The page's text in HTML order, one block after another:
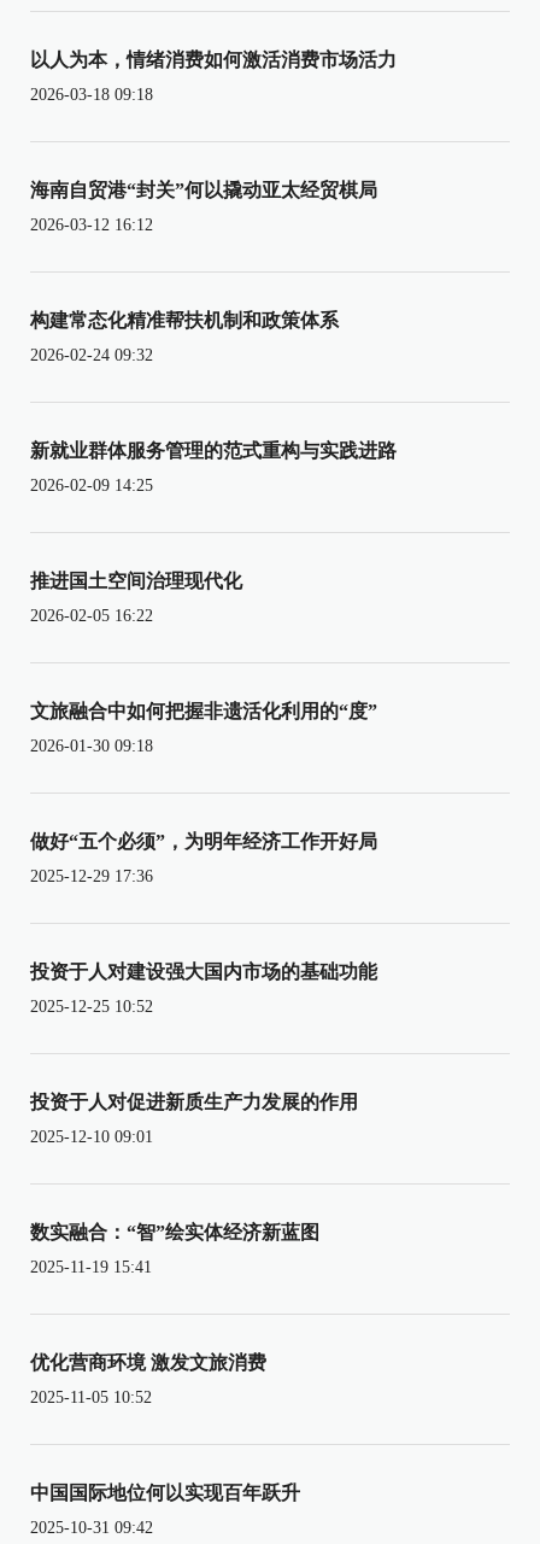
以人为本，情绪消费如何激活消费市场活力
2026-03-18 09:18
海南自贸港“封关”何以撬动亚太经贸棋局
2026-03-12 16:12
构建常态化精准帮扶机制和政策体系
2026-02-24 09:32
新就业群体服务管理的范式重构与实践进路
2026-02-09 14:25
推进国土空间治理现代化
2026-02-05 16:22
文旅融合中如何把握非遗活化利用的“度”
2026-01-30 09:18
做好“五个必须”，为明年经济工作开好局
2025-12-29 17:36
投资于人对建设强大国内市场的基础功能
2025-12-25 10:52
投资于人对促进新质生产力发展的作用
2025-12-10 09:01
数实融合：“智”绘实体经济新蓝图
2025-11-19 15:41
优化营商环境 激发文旅消费
2025-11-05 10:52
中国国际地位何以实现百年跃升
2025-10-31 09:42